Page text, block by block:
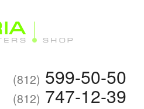
(812) 599-50-50
(812) 747-12-39